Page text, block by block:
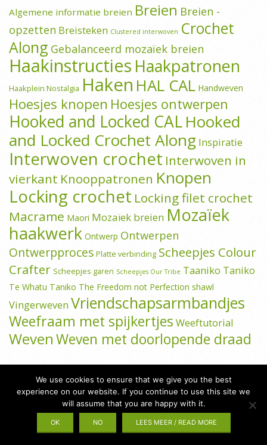
Algemene informatie breien Breien Breien -
opzetten Breisteken Clustered interwoven Crochet
Along Gebalanceerd mozaïek breien
Haakinstructies Haakpatronen
Haakplein Nostalgia Haken HAL CAL Handweven
Hoesjes knopen Hoesjes ontwerpen
Hooked and Locked CALHooked
and Locked Crochet Along Inspiratie
Interwoven crochet Interwoven in
vierkant Knooppatronen Knopen
Locking crochet Locking filet crochet
Macrame Maori Mozaïek breien Mozaïek
haakwerk Ontwerp Ontwerpen
Ontwerpproces Platte verbinding Scheepjes Colour
Crafter Scheepjes garen Scheepjes Our Tribe Taaniko Taniko
Te Whatu Taniko The Freedom not Perfection shawl
VingerwevenVriendschapsarmbandjes
Weefraam met spijkertjes Weeftutorial
WevenWeven met doorlopende draad
We use cookies to ensure that we give you the best
experience on our website. If you continue to use this site we
will assume that you are happy with it.
OK NO LEES MEER / READ MORE